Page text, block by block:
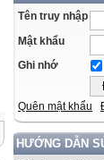
Tên truy nhập
Mật khẩu
Ghi nhớ
Quên mật khẩu
HƯỚNG DẪN